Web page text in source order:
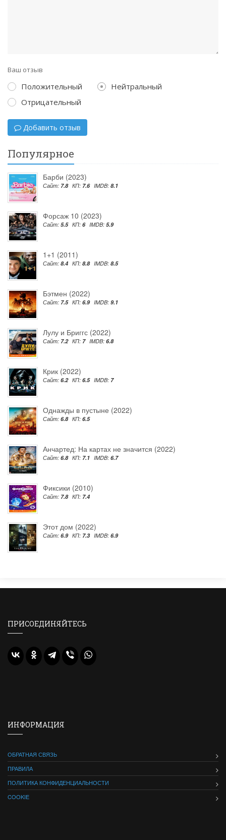
Ваш отзыв
Положительный
Нейтральный
Отрицательный
Добавить отзыв
Популярное
Барби (2023)
Сайт: 7.8 КП: 7.6 IMDB: 8.1
Форсаж 10 (2023)
Сайт: 5.5 КП: 6 IMDB: 5.9
1+1 (2011)
Сайт: 8.4 КП: 8.8 IMDB: 8.5
Бэтмен (2022)
Сайт: 7.5 КП: 6.9 IMDB: 9.1
Лулу и Бриггс (2022)
Сайт: 7.2 КП: 7 IMDB: 6.8
Крик (2022)
Сайт: 6.2 КП: 6.5 IMDB: 7
Однажды в пустыне (2022)
Сайт: 6.8 КП: 6.5
Анчартед: На картах не значится (2022)
Сайт: 6.8 КП: 7.1 IMDB: 6.7
Фиксики (2010)
Сайт: 7.8 КП: 7.4
Этот дом (2022)
Сайт: 6.9 КП: 7.3 IMDB: 6.9
ПРИСОЕДИНЯЙТЕСЬ
ИНФОРМАЦИЯ
ОБРАТНАЯ СВЯЗЬ
ПРАВИЛА
ПОЛИТИКА КОНФИДЕНЦИАЛЬНОСТИ
COOKIE